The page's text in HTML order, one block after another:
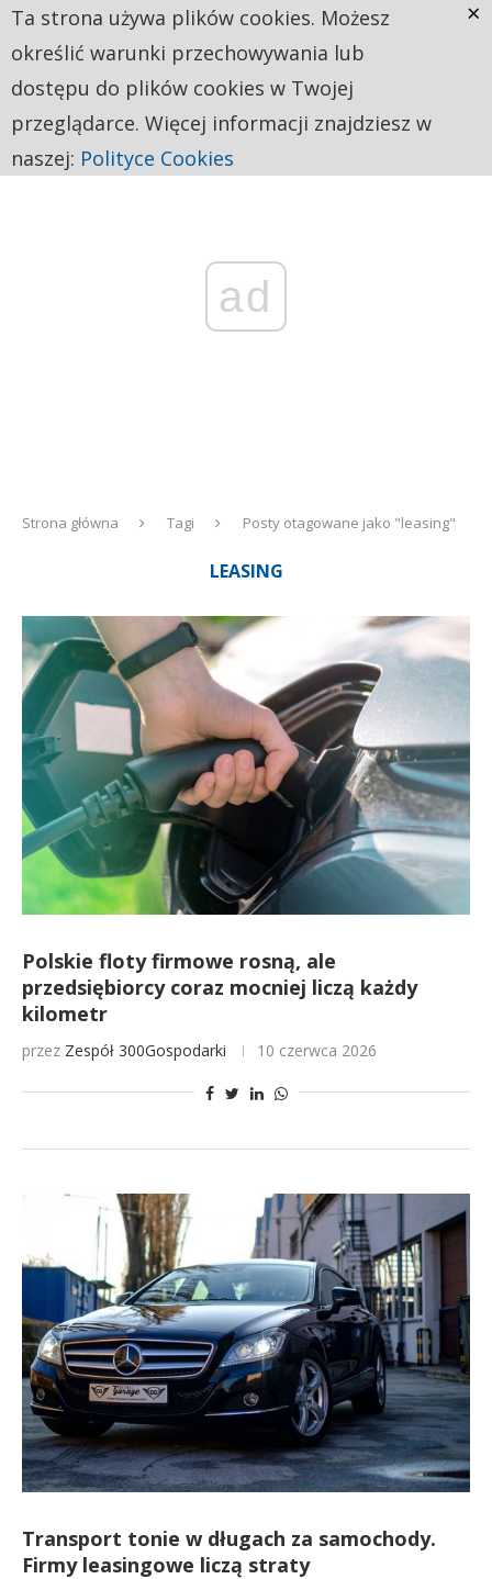
ad
Strona główna Tagi Posty otagowane jako "leasing"
LEASING
Polskie floty firmowe rosną, ale
przedsiębiorcy coraz mocniej liczą każdy
kilometr
przez Zespół 300Gospodarki 10 czerwca 2026
Transport tonie w długach za samochody.
Firmy leasingowe liczą straty
Ta strona używa plików cookies. Możesz
określić warunki przechowywania lub
dostępu do plików cookies w Twojej
przeglądarce. Więcej informacji znajdziesz w
naszej: Polityce Cookies
×